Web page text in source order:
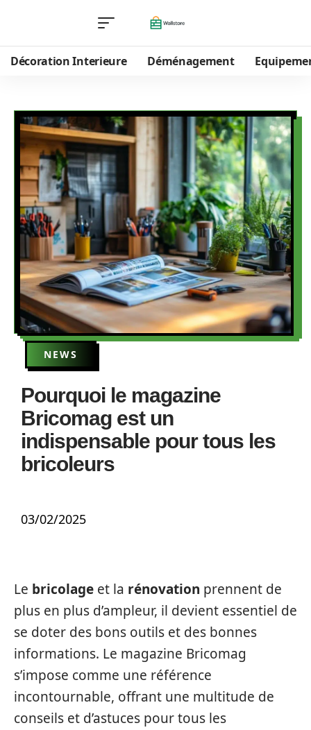
Décoration Interieure Déménagement
NEWS
Pourquoi le magazine
Bricomag est un
indispensable pour tous les
bricoleurs
03/02/2025
Le bricolage et la rénovation prennent de
plus en plus d’ampleur, il devient essentiel de
se doter des bons outils et des bonnes
informations. Le magazine Bricomag
s’impose comme une référence
incontournable, offrant une multitude de
conseils et d’astuces pour tous les